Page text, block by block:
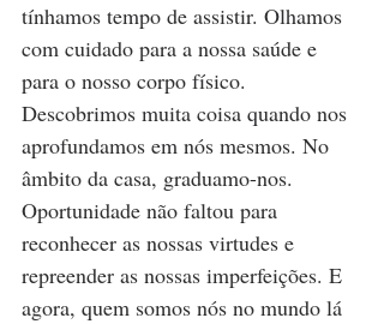
tínhamos tempo de assistir. Olhamos
com cuidado para a nossa saúde e
para o nosso corpo físico.
Descobrimos muita coisa quando nos
aprofundamos em nós mesmos. No
âmbito da casa, graduamo-nos.
Oportunidade não faltou para
reconhecer as nossas virtudes e
repreender as nossas imperfeições. E
agora, quem somos nós no mundo lá